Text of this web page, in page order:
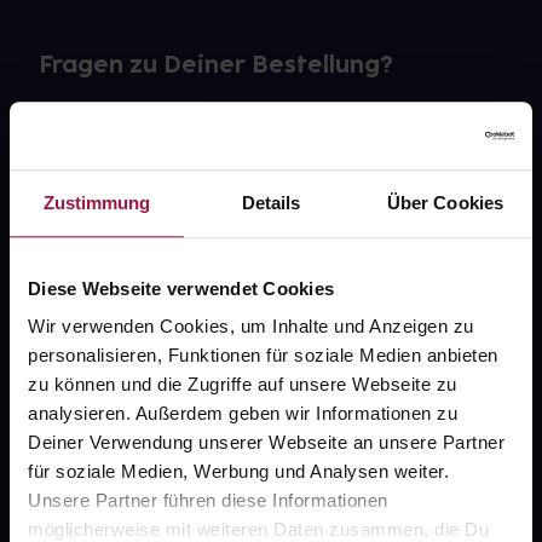
Zustimmung Details Über Cookies
Diese Webseite verwendet Cookies
Wir verwenden Cookies, um Inhalte und Anzeigen zu
personalisieren, Funktionen für soziale Medien anbieten
zu können und die Zugriffe auf unsere Webseite zu
analysieren. Außerdem geben wir Informationen zu
Deiner Verwendung unserer Webseite an unsere Partner
für soziale Medien, Werbung und Analysen weiter.
Unsere Partner führen diese Informationen
möglicherweise mit weiteren Daten zusammen, die Du
Fragen zu Deiner Bestellung?
gesund.de
Über uns
Karriere
Newsletter